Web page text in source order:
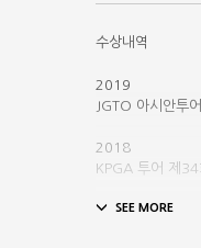
수상내역
2019
JGTO 아시안투
2018
KPGA 투어 제34
2018